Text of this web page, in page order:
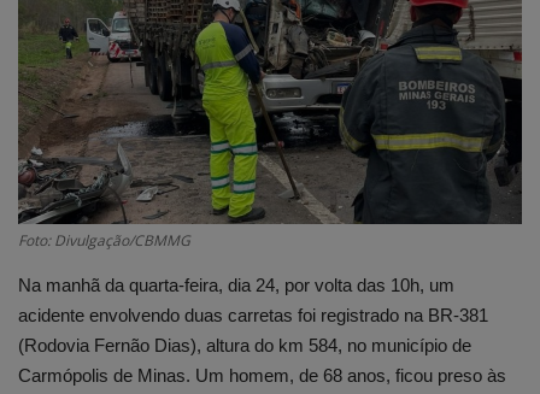
Edições em PDF
Fotos
Foto: Divulgação/CBMMG
Na manhã da quarta-feira, dia 24, por volta das 10h, um
acidente envolvendo duas carretas foi registrado na BR-381
(Rodovia Fernão Dias), altura do km 584, no município de
Carmópolis de Minas. Um homem, de 68 anos, ficou preso às